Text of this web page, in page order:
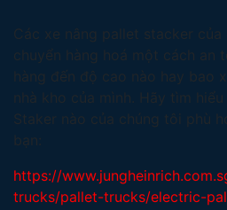
Các xe nâng pallet stacker
chuyển hàng hoá một cách an
hàng đến độ cao nào hay bao
nhà kho của mình. Hãy tìm
Staker nào của chúng tôi phù
bạn:
https://
trucks/pallet-trucks/electric-